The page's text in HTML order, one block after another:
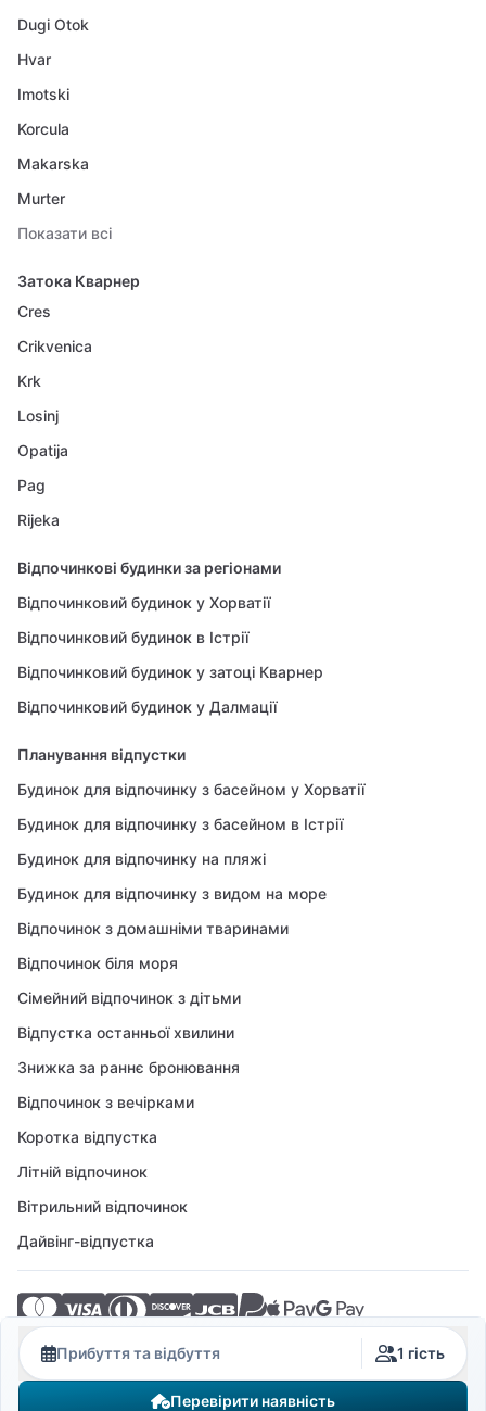
Прибуття та відбуття 1 гість
Перевірити наявність
Dugi Otok
Hvar
Imotski
Korcula
Makarska
Murter
Показати всі
Затока Кварнер
Cres
Crikvenica
Krk
Losinj
Opatija
Pag
Rijeka
Відпочинкові будинки за регіонами
Відпочинковий будинок у Хорватії
Відпочинковий будинок в Істрії
Відпочинковий будинок у затоці Кварнер
Відпочинковий будинок у Далмації
Планування відпустки
Будинок для відпочинку з басейном у Хорватії
Будинок для відпочинку з басейном в Істрії
Будинок для відпочинку на пляжі
Будинок для відпочинку з видом на море
Відпочинок з домашніми тваринами
Відпочинок біля моря
Сімейний відпочинок з дітьми
Відпустка останньої хвилини
Знижка за раннє бронювання
Відпочинок з вечірками
Коротка відпустка
Літній відпочинок
Вітрильний відпочинок
Дайвінг-відпустка
© 2026 Crovillas GmbH